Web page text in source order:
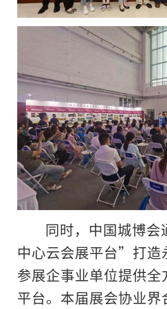
同时，中国城博
中心云会展平台”打造
参展企事业单位提供
平台。本届展会协业